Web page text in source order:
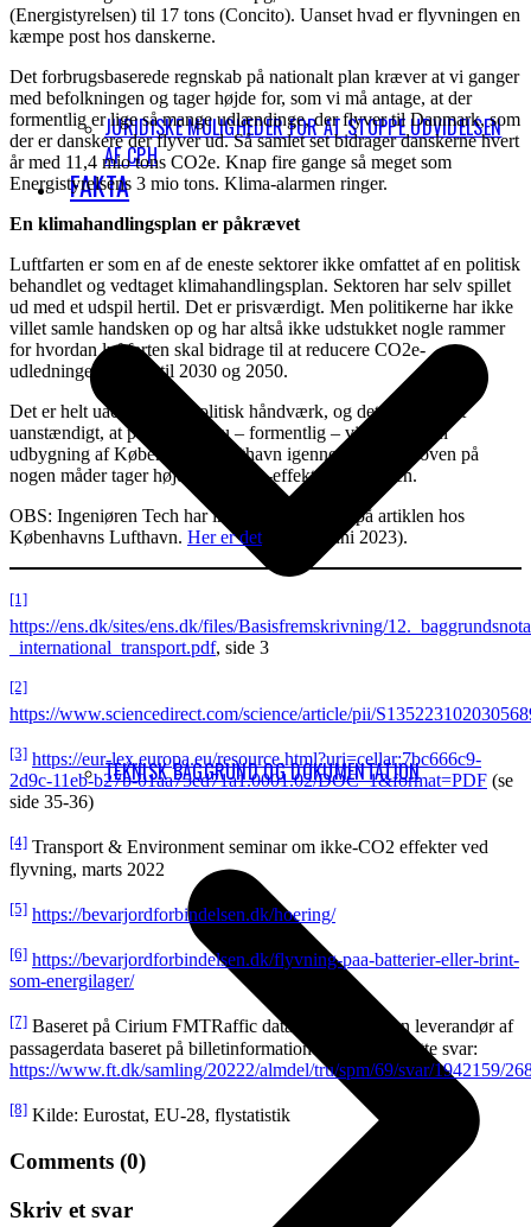
JURIDISKE MULIGHEDER FOR AT STOPPE UDVIDELSEN
AF CPH
FAKTA
TEKNISK BAGGRUND OG DOKUMENTATION
(Energistyrelsen) til 17 tons (Concito). Uanset hvad er flyvningen en
kæmpe post hos danskerne.
Det forbrugsbaserede regnskab på nationalt plan kræver at vi ganger
med befolkningen og tager højde for, som vi må antage, at der
formentlig er lige så mange udlændinge, der flyver til Danmark, som
der er danskere der flyver ud. Så samlet set bidrager danskerne hvert
år med 11,4 mio tons CO2e. Knap fire gange så meget som
Energistyrelsens 3 mio tons. Klima-alarmen ringer.
En klimahandlingsplan er påkrævet
Luftfarten er som en af de eneste sektorer ikke omfattet af en politisk
behandlet og vedtaget klimahandlingsplan. Sektoren har selv spillet
ud med et udspil hertil. Det er prisværdigt. Men politikerne har ikke
villet samle handsken op og har altså ikke udstukket nogle rammer
for hvordan luftfarten skal bidrage til at reducere CO2e-
udledningerne frem til 2030 og 2050.
Det er helt uacceptabelt politisk håndværk, og det er nærmest
uanstændigt, at politikerne nu – formentlig – vil stemme en
udbygning af Københavns Lufthavn igennem uden at loven på
nogen måder tager højde for klima-effekterne af loven.
OBS: Ingeniøren Tech har indhentet en replik på artiklen hos
Københavns Lufthavn. Her er det(fra 12. juni 2023).
[1]
https://ens.dk/sites/ens.dk/files/Basisfremskrivning/
_international_transport.pdf, side 3
[2]
https://www.sciencedirect.com/science/article/pii/
[3] https://eur-lex.europa.eu/resource.html?uri=cellar:7bc666c9-
2d9c-11eb-b27b-01aa75ed71a1.0001.02/DOC_1&format=PDF (se
side 35-36)
[4] Transport & Environment seminar om ikke-CO2 effekter ved
flyvning, marts 2022
[5] https://bevarjordforbindelsen.dk/hoering/
[6] https://bevarjordforbindelsen.dk/flyvning-paa-batterier-eller-brint-
som-energilager/
[7] Baseret på Cirium FMTRaffic databasen, der er en leverandør af
passagerdata baseret på billetinformationer mv. jvnf. dette svar:
https://www.ft.dk/samling/20222/almdel/tru/spm/69/svar/1942159/
[8] Kilde: Eurostat, EU-28, flystatistik
Comments (0)
Skriv et svar